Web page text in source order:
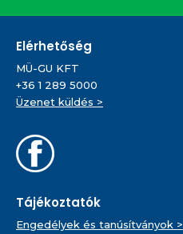
Elérhetőség
MÜ-GU KFT
+36 1 289 5000
Üzenet küldés >
Tájékoztatók
Engedélyek és tanúsítványok >